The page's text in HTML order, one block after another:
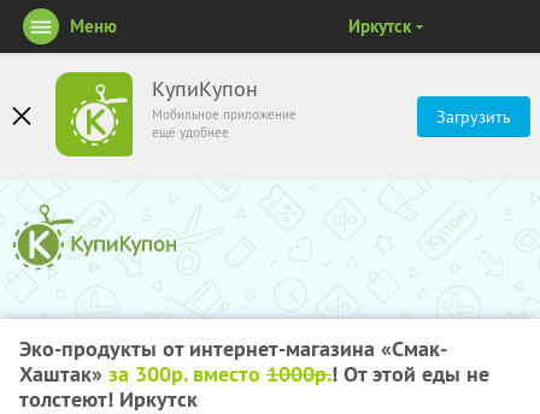
КупиКупон
Мобильное приложение
ещё удобнее
Загрузить
Меню Иркутск
Эко-продукты от интернет-магазина «Смак-
Хаштак» за 300р. вместо 1000р.! От этой еды не
толстеют! Иркутск